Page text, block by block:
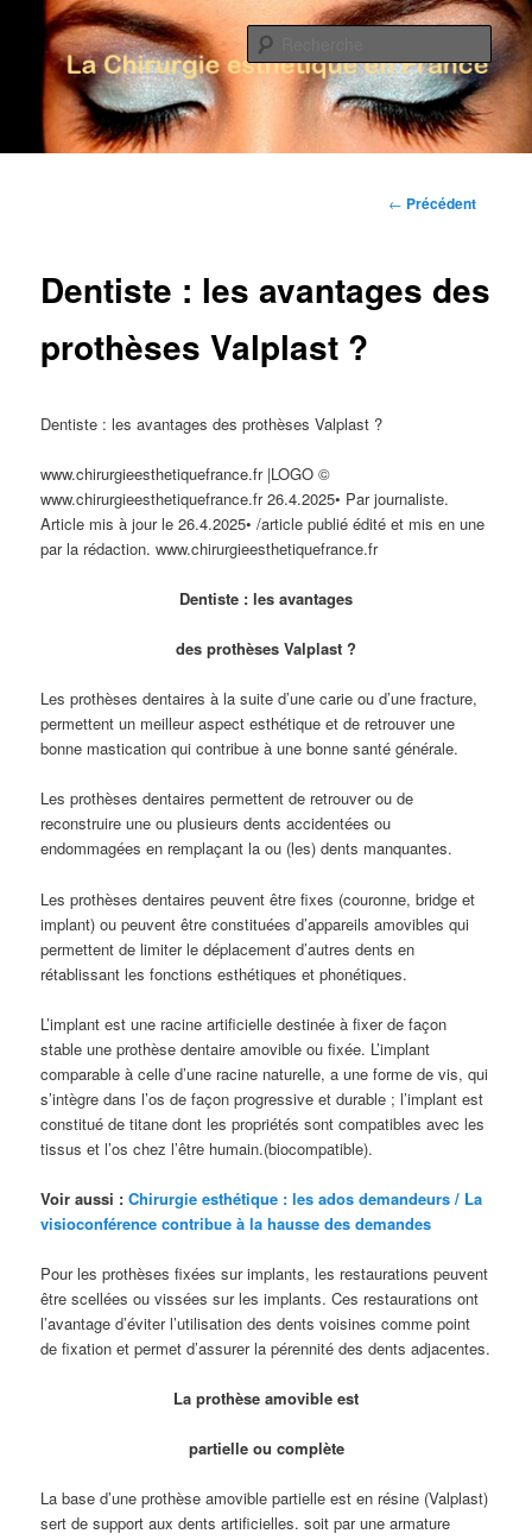
La Chirurgie Esthétique en France
Navigation des
← Précédent
Dentiste : les avantages des
prothèses Valplast ?
Dentiste : les avantages des prothèses Valplast ?
www.chirurgieesthetiquefrance.fr |LOGO ©
www.chirurgieesthetiquefrance.fr 26.4.2025• Par journaliste.
Article mis à jour le 26.4.2025• /article publié édité et mis en une
par la rédaction. www.chirurgieesthetiquefrance.fr
Dentiste : les avantages
des prothèses Valplast ?
Les prothèses dentaires à la suite d’une carie ou d’une fracture,
permettent un meilleur aspect esthétique et de retrouver une
bonne mastication qui contribue à une bonne santé générale.
Les prothèses dentaires permettent de retrouver ou de
reconstruire une ou plusieurs dents accidentées ou
endommagées en remplaçant la ou (les) dents manquantes.
Les prothèses dentaires peuvent être fixes (couronne, bridge et
implant) ou peuvent être constituées d’appareils amovibles qui
permettent de limiter le déplacement d’autres dents en
rétablissant les fonctions esthétiques et phonétiques.
L’implant est une racine artificielle destinée à fixer de façon
stable une prothèse dentaire amovible ou fixée. L’implant
comparable à celle d’une racine naturelle, a une forme de vis, qui
s’intègre dans l’os de façon progressive et durable ; l’implant est
constitué de titane dont les propriétés sont compatibles avec les
tissus et l’os chez l’être humain.(biocompatible).
Voir aussi :Chirurgie esthétique : les ados demandeurs / La
visioconférence contribue à la hausse des demandes
Pour les prothèses fixées sur implants, les restaurations peuvent
être scellées ou vissées sur les implants. Ces restaurations ont
l’avantage d’éviter l’utilisation des dents voisines comme point
de fixation et permet d’assurer la pérennité des dents adjacentes.
La prothèse amovible est
partielle ou complète
La base d’une prothèse amovible partielle est en résine (Valplast)
sert de support aux dents artificielles. soit par une armature